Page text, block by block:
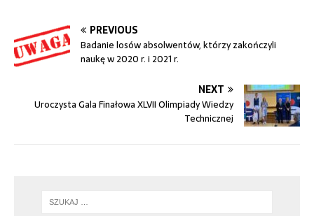
PREVIOUS
Badanie losów absolwentów, którzy zakończyli
naukę w 2020 r. i 2021 r.
NEXT
Uroczysta Gala Finałowa XLVII Olimpiady Wiedzy
Technicznej